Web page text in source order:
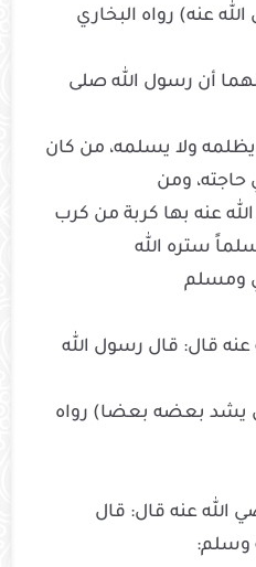
عنه) رواه البخاري
أن رسول الله صلى
ولا يسلمه، من كان
حاجته، ومن
عنه بها كربة من كرب
ستره الله
ومسلم
قال: قال رسول الله
يشد بعضه بعضا) رواه
الله عنه قال: قال
وسلم: